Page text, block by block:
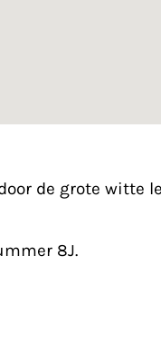
de grote witte
8J.